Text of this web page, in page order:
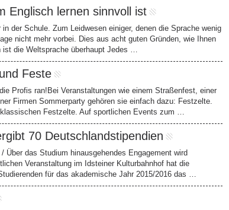
Englisch lernen sinnvoll ist
der Schule. Zum Leidwesen einiger, denen die Sprache wenig
nicht mehr vorbei. Dies aus acht guten Gründen, wie Ihnen
die Weltsprache überhaupt Jedes …
Feste
Profis ran!Bei Veranstaltungen wie einem Straßenfest, einer
Firmen Sommerparty gehören sie einfach dazu: Festzelte.
Festzelte. Auf sportlichen Events zum …
70 Deutschlandstipendien
Über das Studium hinausgehendes Engagement wird
Veranstaltung im Idsteiner Kulturbahnhof hat die
für das akademische Jahr 2015/2016 das …